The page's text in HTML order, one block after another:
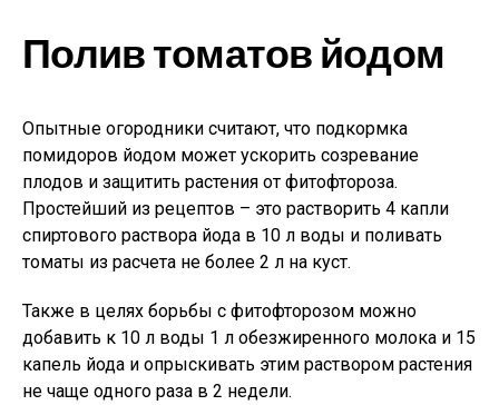
Полив томатов йодом
Опытные огородники считают, что подкормка
помидоров йодом может ускорить созревание
плодов и защитить растения от фитофтороза.
Простейший из рецептов – это растворить 4 капли
спиртового раствора йода в 10 л воды и поливать
томаты из расчета не более 2 л на куст.
Также в целях борьбы с фитофторозом можно
добавить к 10 л воды 1 л обезжиренного молока и 15
капель йода и опрыскивать этим раствором растения
не чаще одного раза в 2 недели.